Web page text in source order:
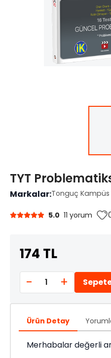
TYT
Markalar:Tonguç Kampüs
5.0 11 yorum
174 TL
- 1 +
Ürün Detay
Merhabalar değerli